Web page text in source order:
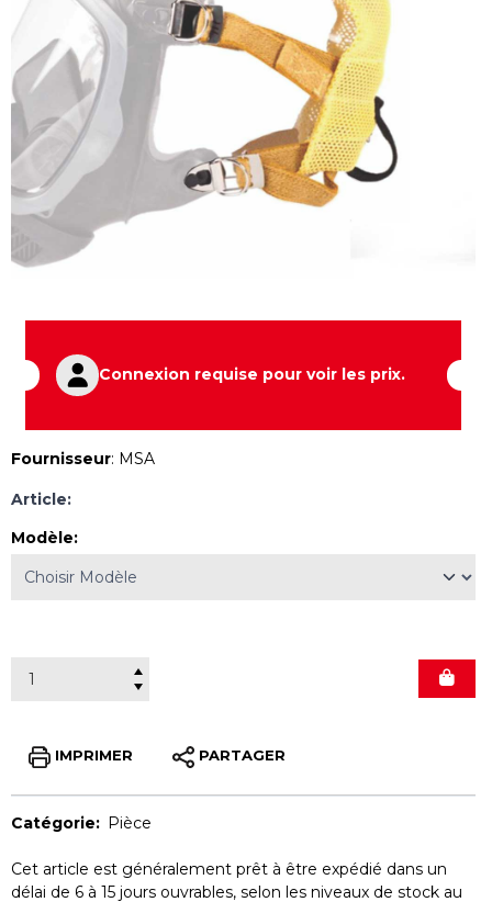
Connexion requise pour voir les prix.
Fournisseur: MSA
Article:
Modèle:
IMPRIMER PARTAGER
Catégorie: Pièce
Cet article est généralement prêt à être expédié dans un
délai de 6 à 15 jours ouvrables, selon les niveaux de stock au